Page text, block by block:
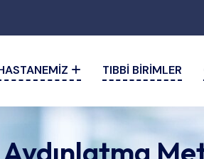
TIBBI BIRIMLER